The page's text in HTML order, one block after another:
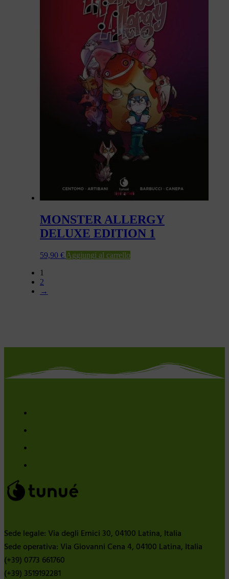
MONSTER ALLERGY
DELUXE EDITION 1
59,90 € Aggiungi al carrello
1
2
→
Sede legale: Via degli Ernici 30, 04100 Latina, Italia
Sede operativa: Via Giovanni Cena 4, 04100 Latina, Italia
(+39) 0773 661760
(+39) 3519192281